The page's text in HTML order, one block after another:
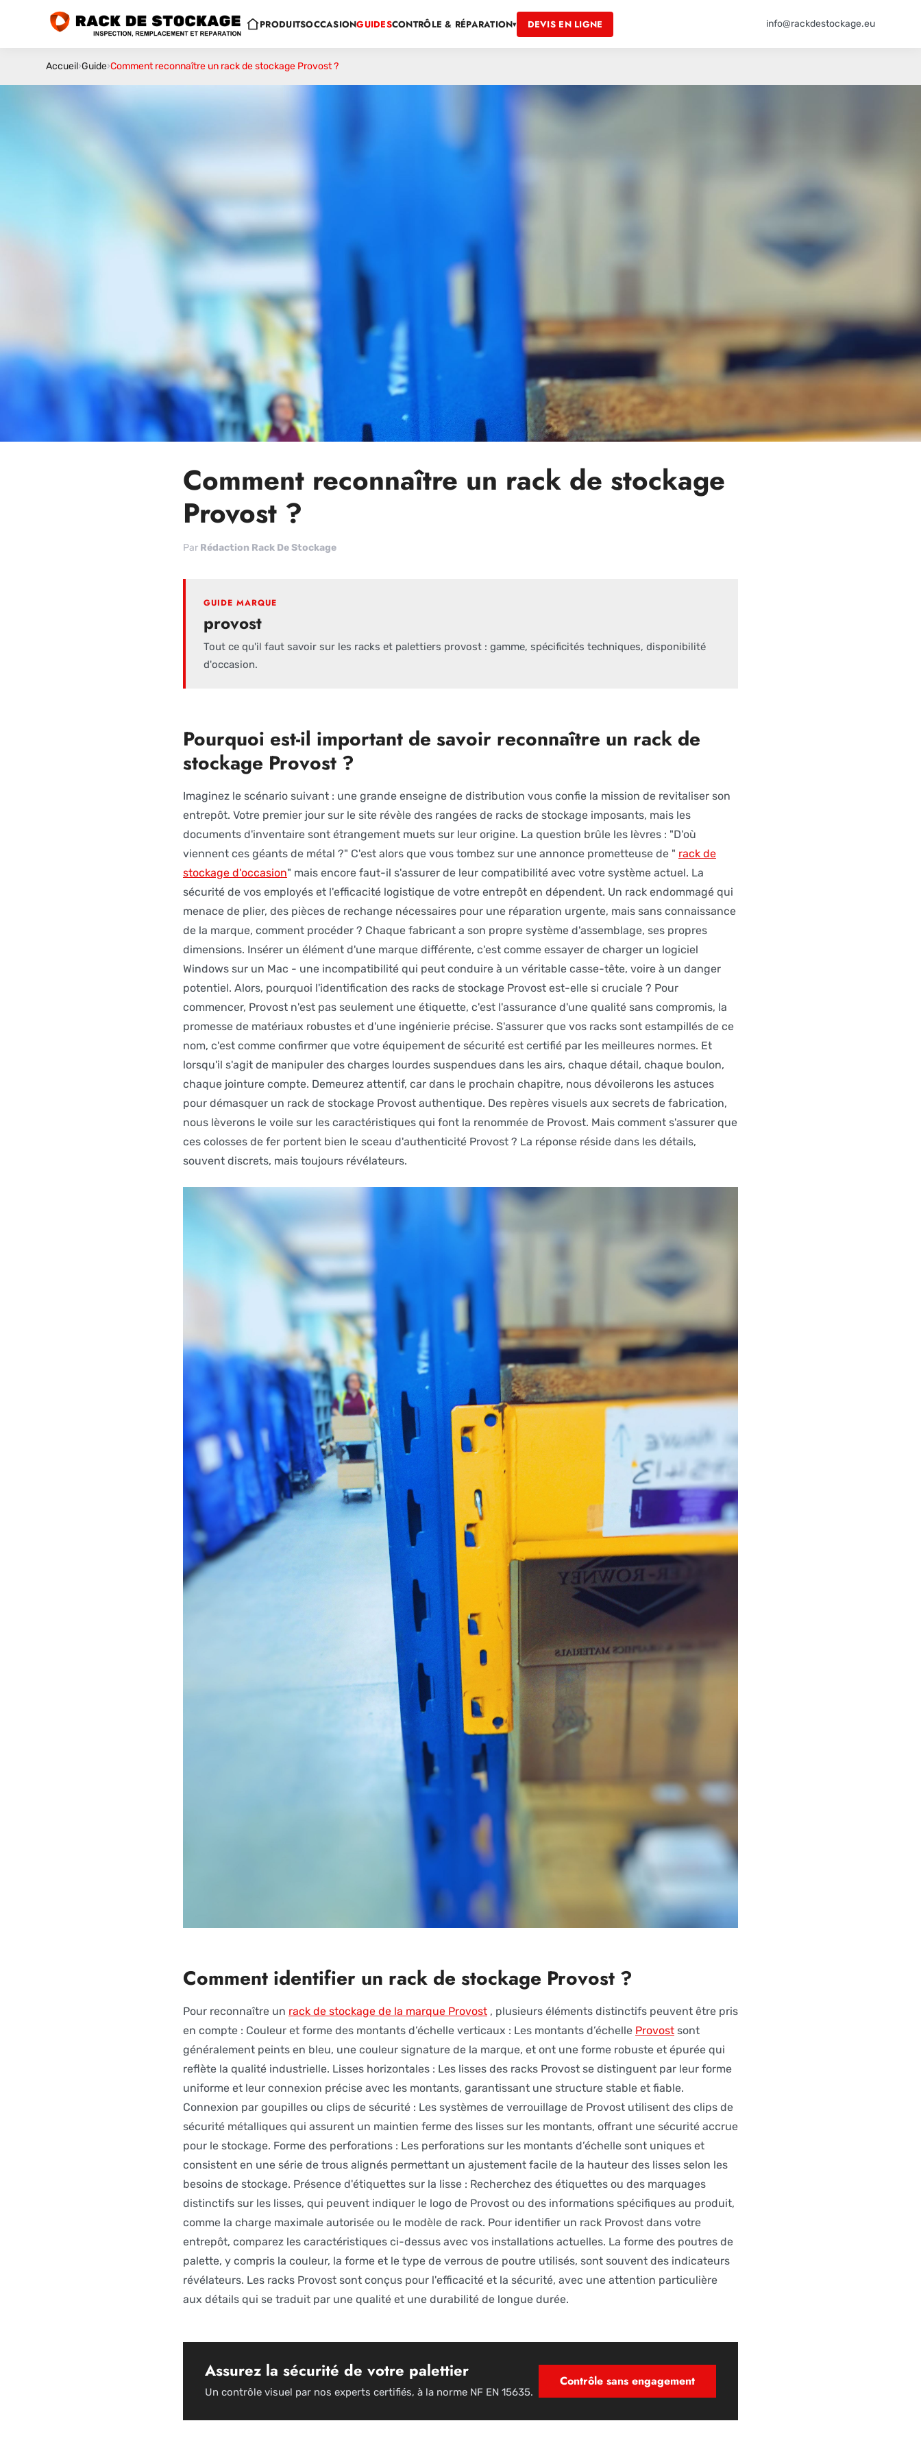
PRODUITSOCCASIONGUIDESCONTRÔLE & RÉPARATION▾ DEVIS EN LIGNE info@rackdestockage.eu
Accueil›Guide›Comment reconnaître un rack de stockage Provost ?
Comment reconnaître un rack de stockage
Provost ?
Par Rédaction Rack De Stockage
GUIDE MARQUE
provost
Tout ce qu'il faut savoir sur les racks et palettiers provost : gamme, spécificités techniques, disponibilité
d'occasion.
Pourquoi est-il important de savoir reconnaître un rack de
stockage Provost ?
Imaginez le scénario suivant : une grande enseigne de distribution vous confie la mission de revitaliser son
entrepôt. Votre premier jour sur le site révèle des rangées de racks de stockage imposants, mais les
documents d'inventaire sont étrangement muets sur leur origine. La question brûle les lèvres : "D'où
viennent ces géants de métal ?" C'est alors que vous tombez sur une annonce prometteuse de " rack de
stockage d'occasion" mais encore faut-il s'assurer de leur compatibilité avec votre système actuel. La
sécurité de vos employés et l'efficacité logistique de votre entrepôt en dépendent. Un rack endommagé qui
menace de plier, des pièces de rechange nécessaires pour une réparation urgente, mais sans connaissance
de la marque, comment procéder ? Chaque fabricant a son propre système d'assemblage, ses propres
dimensions. Insérer un élément d'une marque différente, c'est comme essayer de charger un logiciel
Windows sur un Mac - une incompatibilité qui peut conduire à un véritable casse-tête, voire à un danger
potentiel. Alors, pourquoi l'identification des racks de stockage Provost est-elle si cruciale ? Pour
commencer, Provost n'est pas seulement une étiquette, c'est l'assurance d'une qualité sans compromis, la
promesse de matériaux robustes et d'une ingénierie précise. S'assurer que vos racks sont estampillés de ce
nom, c'est comme confirmer que votre équipement de sécurité est certifié par les meilleures normes. Et
lorsqu'il s'agit de manipuler des charges lourdes suspendues dans les airs, chaque détail, chaque boulon,
chaque jointure compte. Demeurez attentif, car dans le prochain chapitre, nous dévoilerons les astuces
pour démasquer un rack de stockage Provost authentique. Des repères visuels aux secrets de fabrication,
nous lèverons le voile sur les caractéristiques qui font la renommée de Provost. Mais comment s'assurer que
ces colosses de fer portent bien le sceau d'authenticité Provost ? La réponse réside dans les détails,
souvent discrets, mais toujours révélateurs.
Comment identifier un rack de stockage Provost ?
Pour reconnaître un rack de stockage de la marque Provost , plusieurs éléments distinctifs peuvent être pris
en compte : Couleur et forme des montants d’échelle verticaux : Les montants d’échelle Provost sont
généralement peints en bleu, une couleur signature de la marque, et ont une forme robuste et épurée qui
reflète la qualité industrielle. Lisses horizontales : Les lisses des racks Provost se distinguent par leur forme
uniforme et leur connexion précise avec les montants, garantissant une structure stable et fiable.
Connexion par goupilles ou clips de sécurité : Les systèmes de verrouillage de Provost utilisent des clips de
sécurité métalliques qui assurent un maintien ferme des lisses sur les montants, offrant une sécurité accrue
pour le stockage. Forme des perforations : Les perforations sur les montants d’échelle sont uniques et
consistent en une série de trous alignés permettant un ajustement facile de la hauteur des lisses selon les
besoins de stockage. Présence d'étiquettes sur la lisse : Recherchez des étiquettes ou des marquages
distinctifs sur les lisses, qui peuvent indiquer le logo de Provost ou des informations spécifiques au produit,
comme la charge maximale autorisée ou le modèle de rack. Pour identifier un rack Provost dans votre
entrepôt, comparez les caractéristiques ci-dessus avec vos installations actuelles. La forme des poutres de
palette, y compris la couleur, la forme et le type de verrous de poutre utilisés, sont souvent des indicateurs
révélateurs. Les racks Provost sont conçus pour l'efficacité et la sécurité, avec une attention particulière
aux détails qui se traduit par une qualité et une durabilité de longue durée.
Assurez la sécurité de votre palettier
Un contrôle visuel par nos experts certifiés, à la norme NF EN 15635.
Contrôle sans engagement